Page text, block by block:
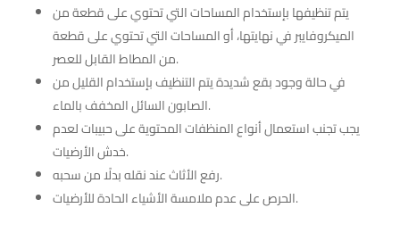
يتم تنظيفها بإستخدام المساحات التي تحتوي على قطعة من
الميكروفايبر في نهايتها، أو المساحات التي تحتوي على قطعة
من المطاط القابل للعصر.
في حالة وجود بقع شديدة يتم التنظيف بإستخدام القليل من
الصابون السائل المخفف بالماء.
يجب تجنب استعمال أنواع المنظفات المحتوية على حبيبات لعدم
خدش الأرضيات.
رفع الأثاث عند نقله بدلًا من سحبه.
الحرص على عدم ملامسة الأشياء الحادة للأرضيات.